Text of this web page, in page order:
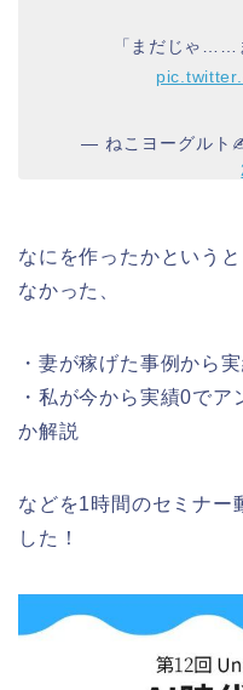
「まだじゃ……
— ねこヨーグル
なにを作ったかという
なかった、
・妻が稼げた事例から
・私が今から実績0でア
か解説
などを1時間のセミナー
した！